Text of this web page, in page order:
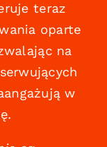
teraz
oparte
na
w